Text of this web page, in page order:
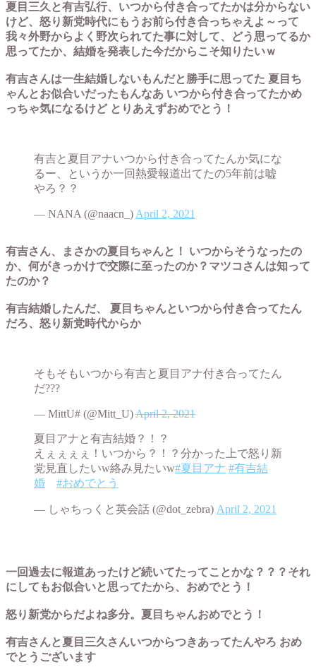
夏目三久と有吉弘行、いつから付き合ってたかは分からない
けど、怒り新党時代にもうお前ら付き合っちゃえよ～って
我々外野からよく野次られてた事に対して、どう思ってるか
思ってたか、結婚を発表した今だからこそ知りたいｗ
有吉さんは一生結婚しないもんだと勝手に思ってた 夏目ち
ゃんとお似合いだったもんなあ いつから付き合ってたかめ
っちゃ気になるけど とりあえずおめでとう！
有吉と夏目アナいつから付き合ってたんか気にな
るー、というか一回熱愛報道出てたの5年前は嘘
やろ？？
— NANA (@naacn_) April 2, 2021
有吉さん、まさかの夏目ちゃんと！ いつからそうなったの
か、何がきっかけで交際に至ったのか？マツコさんは知って
たのか？
有吉結婚したんだ、 夏目ちゃんといつから付き合ってたん
だろ、怒り新党時代からか
そもそもいつから有吉と夏目アナ付き合ってたん
だ???
— MittU# (@Mitt_U)April 2, 2021
夏目アナと有吉結婚？！？
えぇぇぇぇ！いつから？！？分かった上で怒り新
党見直したいw絡み見たいw#夏目アナ #有吉結
婚
#おめでとう
— しゃちっくと英会話 (@dot_zebra) April 2, 2021
一回過去に報道あったけど続いてたってことかな？？？それ
にしてもお似合いと思ってたから、おめでとう！
怒り新党からだよね多分。夏目ちゃんおめでとう！
有吉さんと夏目三久さんいつからつきあってたんやろ おめ
でとうございます